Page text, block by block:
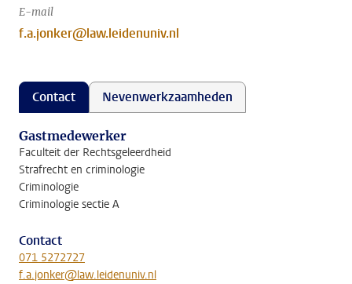
E-mail
f.a.jonker@law.leidenuniv.nl
Contact Nevenwerkzaamheden
Gastmedewerker
Faculteit der Rechtsgeleerdheid
Strafrecht en criminologie
Criminologie
Criminologie sectie A
Contact
071 5272727
f.a.jonker@law.leidenuniv.nl